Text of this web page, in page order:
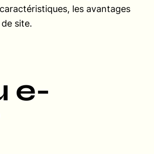
les avantages
site.
e-